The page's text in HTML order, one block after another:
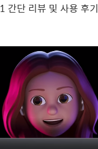
간단 리뷰 및 사용 후기